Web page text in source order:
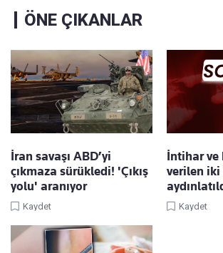
ÖNE ÇIKANLAR
İran savaşı ABD’yi
çıkmaza sürükledi! 'Çıkış
yolu' aranıyor
Kaydet
İntihar ve
verilen iki
Kaydet